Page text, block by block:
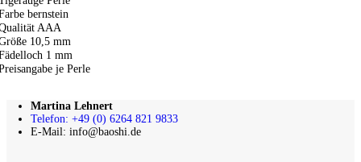
bernstein
AAA
10,5 mm
1 mm
je Perle
Martina Lehnert
Telefon: +49 (0) 6264 821 9833
E-Mail: info@baoshi.de